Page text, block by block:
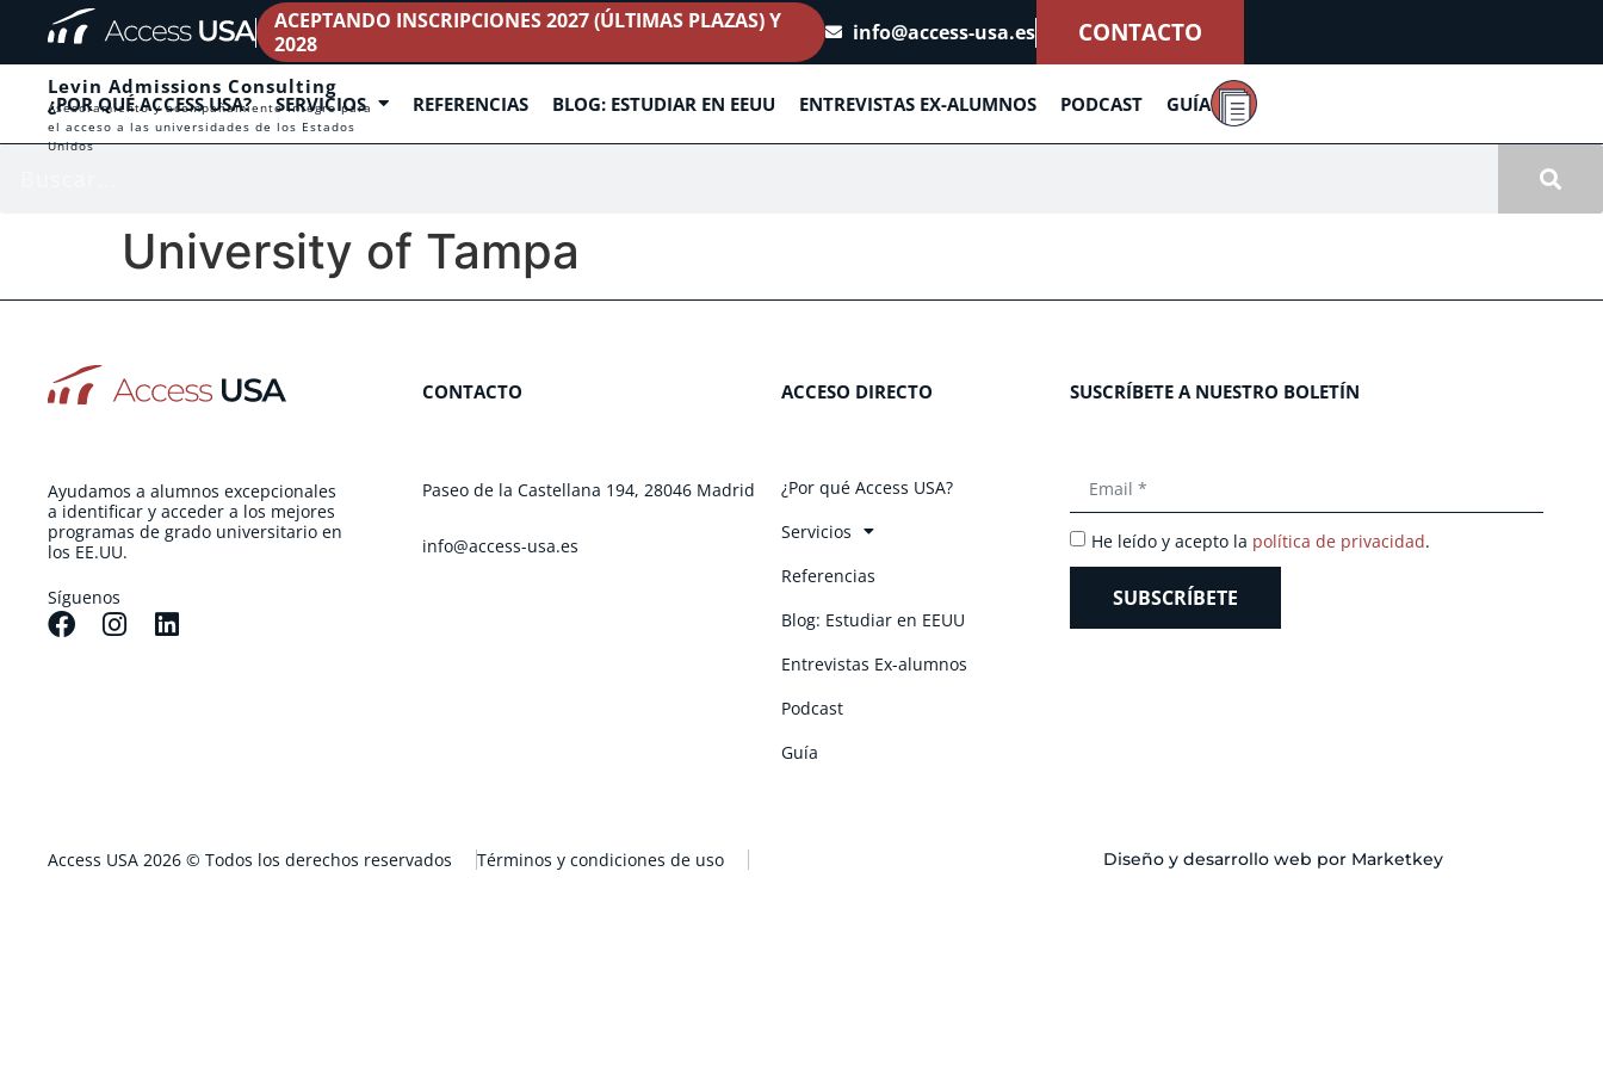
ACEPTANDO INSCRIPCIONES 2027 (ÚLTIMAS PLAZAS) Y
2028
info@access-usa.es CONTACTO
Levin Admissions Consulting
Asesoramiento y acompañamiento íntegro para
el acceso a las universidades de los Estados
Unidos
¿POR QUÉ ACCESS USA? SERVICIOS REFERENCIAS BLOG: ESTUDIAR EN EEUU ENTREVISTAS EX-ALUMNOS PODCAST GUÍA
University of Tampa
Ayudamos a alumnos excepcionales
a identificar y acceder a los mejores
programas de grado universitario en
los EE.UU.
Síguenos
CONTACTO
Paseo de la Castellana 194, 28046 Madrid
info@access-usa.es
ACCESO DIRECTO
¿Por qué Access USA?
Servicios
Referencias
Blog: Estudiar en EEUU
Entrevistas Ex-alumnos
Podcast
Guía
SUSCRÍBETE A NUESTRO BOLETÍN
He leído y acepto la política de privacidad.
SUBSCRÍBETE
Access USA 2026 © Todos los derechos reservados Términos y condiciones de uso Diseño y desarrollo web por Marketkey